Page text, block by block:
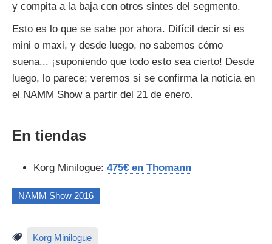
y compita a la baja con otros sintes del segmento.
Esto es lo que se sabe por ahora. Difícil decir si es
mini o maxi, y desde luego, no sabemos cómo
suena... ¡suponiendo que todo esto sea cierto! Desde
luego, lo parece; veremos si se confirma la noticia en
el NAMM Show a partir del 21 de enero.
En tiendas
Korg Minilogue: 475€ en Thomann
NAMM Show 2016
Korg Minilogue